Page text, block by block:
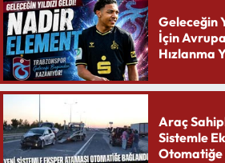
Geleceğin
İçin
Hızlanma
Araç
Sistemle
Otomatiğe